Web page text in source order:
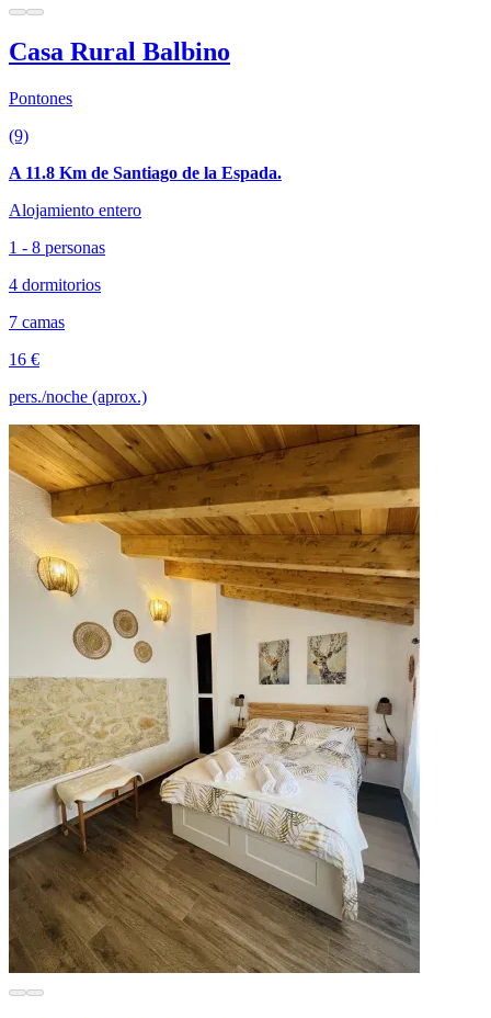
Casa Rural Balbino
Pontones
(9)
A 11.8 Km de Santiago de la Espada.
Alojamiento entero
1 - 8 personas
4 dormitorios
7 camas
16 €
pers./noche (aprox.)